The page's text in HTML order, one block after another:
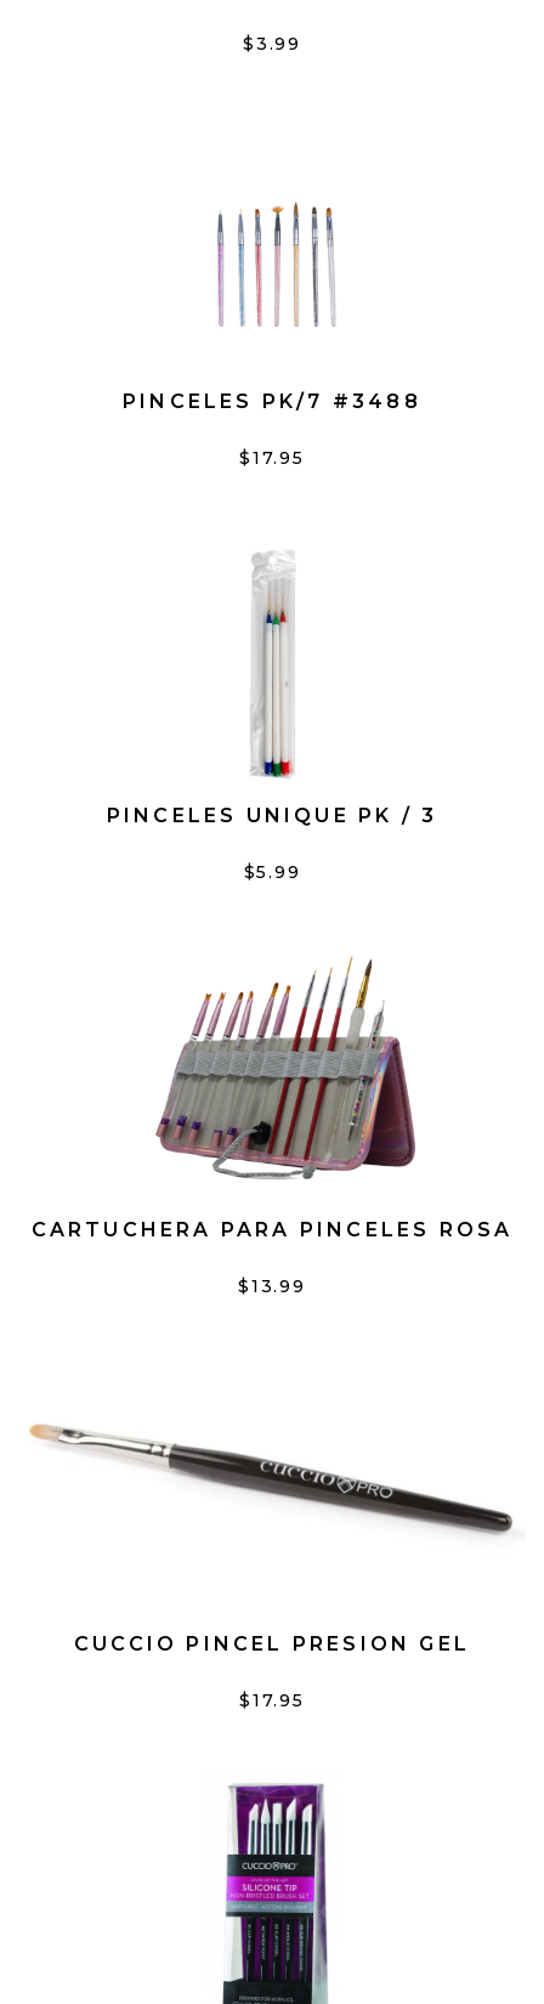
$3.99
PINCELES PK/7 #3488
$17.95
PINCELES UNIQUE PK / 3
$5.99
CARTUCHERA PARA PINCELES ROSA
$13.99
CUCCIO PINCEL PRESION GEL
$17.95